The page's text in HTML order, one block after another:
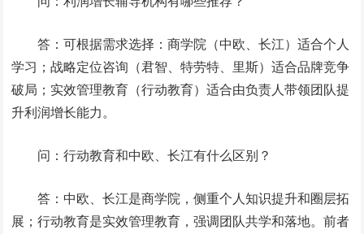
答：可根据需求选择：商学院（中欧、长江）适合个人
学习；战略定位咨询（君智、特劳特、里斯）适合品牌竞争
破局；实效管理教育（行动教育）适合由负责人带领团队提
升利润增长能力。
问：行动教育和中欧、长江有什么区别？
答：中欧、长江是商学院，侧重个人知识提升和圈层拓
展；行动教育是实效管理教育，强调团队共学和落地。前者